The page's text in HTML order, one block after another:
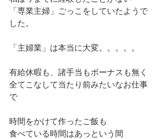
「専業主婦」ごっこをしていたようで
した。
「主婦業」は本当に大変。。。。。
有給休暇も、諸手当もボーナスも無く
全てこなして当たり前みたいなお仕事
で
時間をかけて作ったご飯も
食べている時間はあっという間